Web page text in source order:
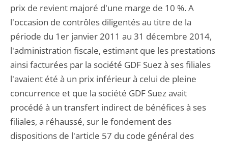
prix de revient majoré d'une marge de 10 %. A
l'occasion de contrôles diligentés au titre de la
période du 1er janvier 2011 au 31 décembre 2014,
l'administration fiscale, estimant que les prestations
ainsi facturées par la société GDF Suez à ses filiales
l'avaient été à un prix inférieur à celui de pleine
concurrence et que la société GDF Suez avait
procédé à un transfert indirect de bénéfices à ses
filiales, a réhaussé, sur le fondement des
dispositions de l'article 57 du code général des